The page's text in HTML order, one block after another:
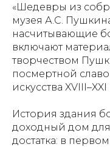
«Шедевры из
музея А.С.
насчитывающие
включают
творчеством
посмертной
искусства XVIII–XXI
История здания
доходный дом
достатка: в